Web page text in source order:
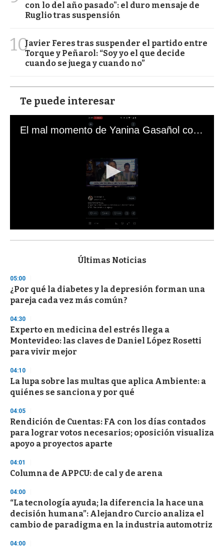
con lo del año pasado": el duro mensaje de
Ruglio tras suspensión
10Javier Feres tras suspender el partido entre
Torque y Peñarol: “Soy yo el que decide
cuando se juega y cuando no”
Te puede interesar
El mal momento de Yanina Gasañol con un hincha argentino en "Subrayado"
s
d
s
o
f
3
s
e
c
o
d
s
Últimas Noticias
05:00
¿Por qué la diabetes y la depresión forman una
pareja cada vez más común?
04:30
Experto en medicina del estrés llega a
Montevideo: las claves de Daniel López Rosetti
para vivir mejor
04:10
La lupa sobre las multas que aplica Ambiente: a
quiénes se sanciona y por qué
04:05
Rendición de Cuentas: FA con los días contados
para lograr votos necesarios; oposición visualiza
apoyo a proyectos aparte
04:01
Columna de APPCU: de cal y de arena
04:00
“La tecnología ayuda; la diferencia la hace una
decisión humana”: Alejandro Curcio analiza el
cambio de paradigma en la industria automotriz
04:00